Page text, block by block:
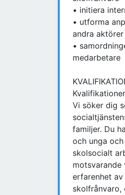
• initiera
• utforma
andra aktörer
•
medarbetare
Kvalifikationer
Vi söker dig
familjer. Du
och unga
skolsocialt
motsvarande
erfarenhet
skolfrånvaro,